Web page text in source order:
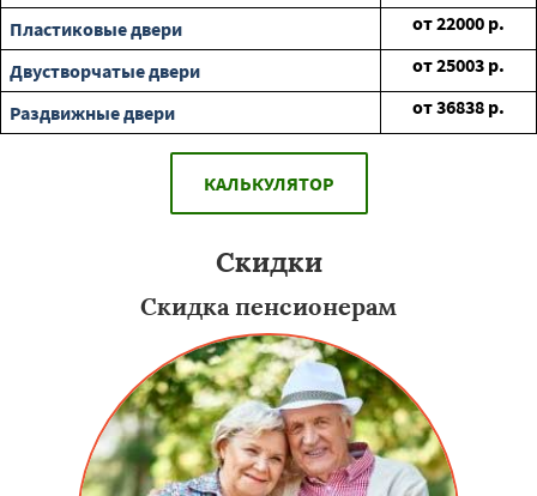
Пластиковые двери
от22000 р.
Двустворчатые двери
от25003 р.
Раздвижные двери
от36838 р.
КАЛЬКУЛЯТОР
Скидки
Скидка пенсионерам